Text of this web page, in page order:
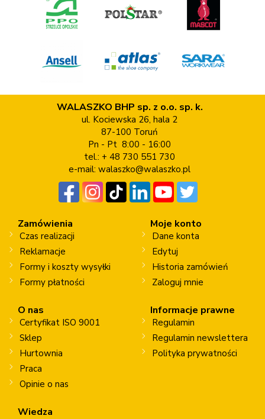
WALASZKO BHP sp. z o.o. sp. k.
ul. Kociewska 26, hala 2
87-100 Toruń
Pn - Pt 8:00 - 16:00
tel.: + 48 730 551 730
e-mail: walaszko@walaszko.pl
Zamówienia
Czas realizacji
Reklamacje
Formy i koszty wysyłki
Formy płatności
Moje konto
Dane konta
Edytuj
Historia zamówień
Zaloguj mnie
O nas
Certyfikat ISO 9001
Sklep
Hurtownia
Praca
Opinie o nas
Informacje prawne
Regulamin
Regulamin newslettera
Polityka prywatności
Wiedza